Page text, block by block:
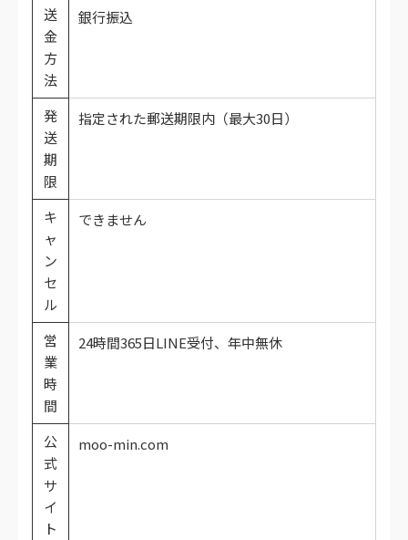
送
金
方
法
銀行振込
発
送
期
限
指定された郵送期限内（最大30日）
キ
ャ
ン
セ
ル
できません
営
業
時
間
24時間365日LINE受付、年中無休
公
式
サ
イ
ト
moo-min.com